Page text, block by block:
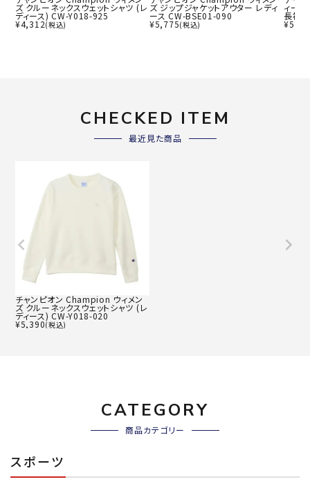
ズ クルーネックスウェットシャツ (レ
ディース) CW-Y018-925
¥4,312(税込)
ズ ジップジャケットアウター レディ
ース CW-BSE01-090
¥5,775(税込)
ィーブ
長袖
¥
CHECKED ITEM
最近見た商品
チャンピオン Champion ウィメン
ズ クルーネックスウェットシャツ (レ
ディース) CW-Y018-020
¥5,390(税込)
CATEGORY
商品カテゴリー
スポーツ